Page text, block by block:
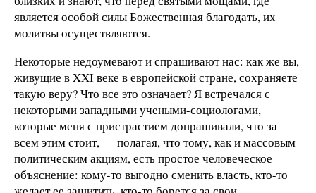
является особой силы Божественная благодать, их
молитвы осуществляются.
Некоторые недоумевают и спрашивают нас: как же вы,
живущие в XXI веке в европейской стране, сохраняете
такую веру? Что все это означает? Я встречался с
некоторыми западными учеными-социологами,
которые меня с пристрастием допрашивали, что за
всем этим стоит, — полагая, что тому, как и массовым
политическим акциям, есть простое человеческое
объяснение: кому-то выгодно сменить власть, кто-то